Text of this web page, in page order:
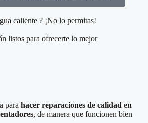
caliente ? ¡No lo permitas!
listos para ofrecerte lo mejor
para hacer reparaciones de calidad en
, de manera que funcionen bien